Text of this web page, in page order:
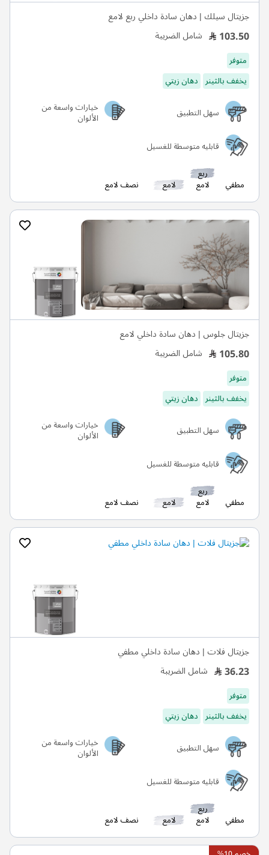
جزيتال سيلك | دهان سادة داخلي ربع لامع
103.50 شامل الضريبة
متوفر
يخفف بالثينر دهان زيتي
سهل التطبيق
خيارات واسعة من
الألوان
قابليه متوسطة للغسيل
مطفي
ربع
لامع لامع نصف لامع
جزيتال جلوس | دهان سادة داخلي لامع
105.80 شامل الضريبة
متوفر
يخفف بالثينر دهان زيتي
سهل التطبيق
خيارات واسعة من
الألوان
قابليه متوسطة للغسيل
مطفي
ربع
لامع لامع نصف لامع
جزيتال فلات | دهان سادة داخلي مطفي
36.23 شامل الضريبة
متوفر
يخفف بالثينر دهان زيتي
سهل التطبيق
خيارات واسعة من
الألوان
قابليه متوسطة للغسيل
مطفي
ربع
لامع لامع نصف لامع